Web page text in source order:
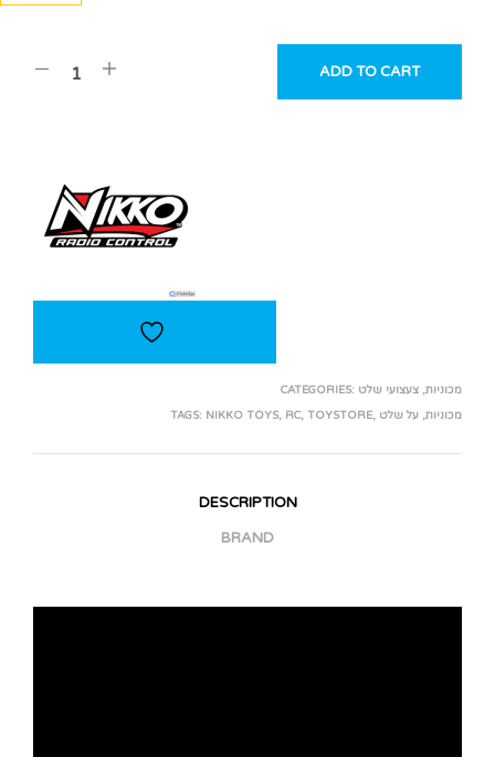
ADD TO CART
CATEGORIES: מכוניות, צעצועי שלט
TAGS: NIKKO TOYS, RC, TOYSTORE, מכוניות, על שלט
DESCRIPTION
BRAND